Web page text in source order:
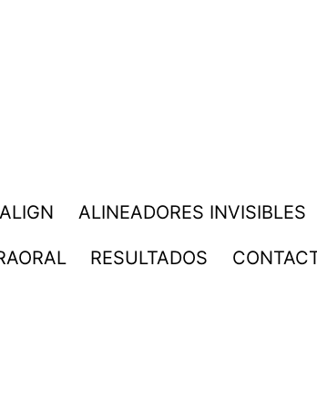
ALINEADORES INVISIBLES
RESULTADOS